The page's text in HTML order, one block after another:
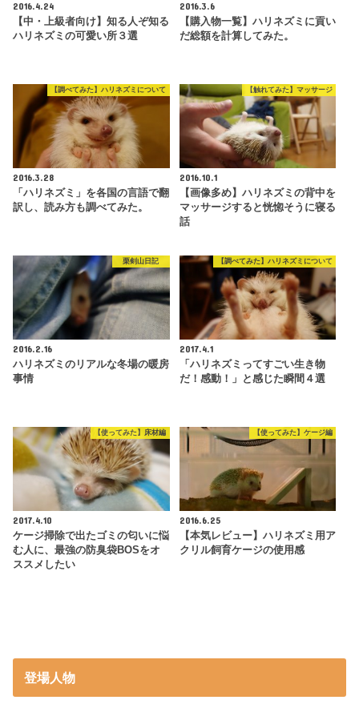
2016.4.24
【中・上級者向け】知る人ぞ知る
ハリネズミの可愛い所３選
2016.3.6
【購入物一覧】ハリネズミに貢い
だ総額を計算してみた。
【調べてみた】ハリネズミについて
2016.3.28
「ハリネズミ」を各国の言語で翻
訳し、読み方も調べてみた。
【触れてみた】マッサージ
2016.10.1
【画像多め】ハリネズミの背中を
マッサージすると恍惚そうに寝る
話
栗剣山日記
2016.2.16
ハリネズミのリアルな冬場の暖房
事情
【調べてみた】ハリネズミについて
2017.4.1
「ハリネズミってすごい生き物
だ！感動！」と感じた瞬間４選
【使ってみた】床材編
2017.4.10
ケージ掃除で出たゴミの匂いに悩
む人に、最強の防臭袋BOSをオ
ススメしたい
【使ってみた】ケージ編
2016.6.25
【本気レビュー】ハリネズミ用ア
クリル飼育ケージの使用感
登場人物